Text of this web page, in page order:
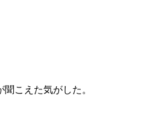
こえた気がした。